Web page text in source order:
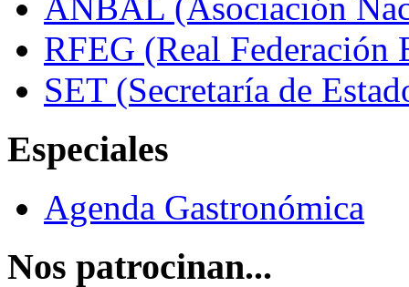
RFEG (Real Federación
SET (Secretaría de
Especiales
Agenda Gastronómica
Nos patrocinan...